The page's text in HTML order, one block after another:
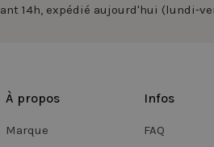
14h, expédié aujourd'hui (lundi-
À propos
Marque
Infos
FAQ
cftoken
FPGSID